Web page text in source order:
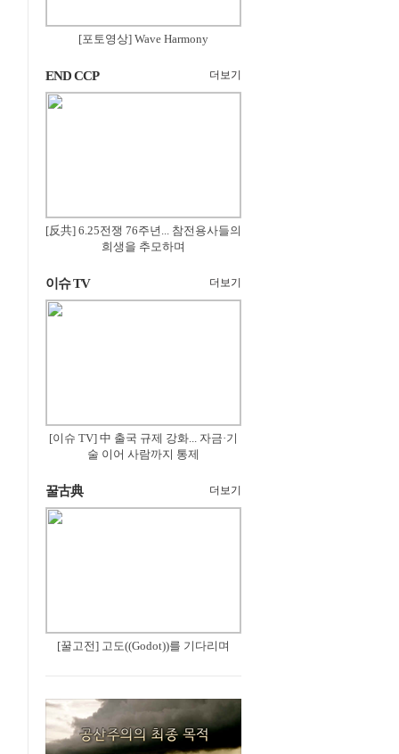
[포토영상] Wave Harmony
END CCP 더보기
[反共] 6.25전쟁 76주년... 참전용사들의
희생을 추모하며
이슈 TV 더보기
[이슈 TV] 中 출국 규제 강화... 자금·기
술 이어 사람까지 통제
꿀古典 더보기
[꿀고전] 고도((Godot))를 기다리며